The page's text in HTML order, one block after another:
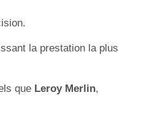
la prestation la plus
que Leroy Merlin,